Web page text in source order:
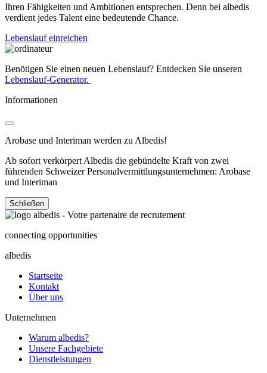
Ihren Fähigkeiten und Ambitionen entsprechen. Denn bei albedis
verdient jedes Talent eine bedeutende Chance.
Lebenslauf einreichen
Benötigen Sie einen neuen Lebenslauf? Entdecken Sie unseren
Lebenslauf-Generator.
Informationen
Arobase und Interiman werden zu Albedis!
Ab sofort verkörpert Albedis die gebündelte Kraft von zwei
führenden Schweizer Personalvermittlungsunternehmen: Arobase
und Interiman
Schließen
connecting opportunities
albedis
Startseite
Kontakt
Über uns
Unternehmen
Warum albedis?
Unsere Fachgebiete
Dienstleistungen